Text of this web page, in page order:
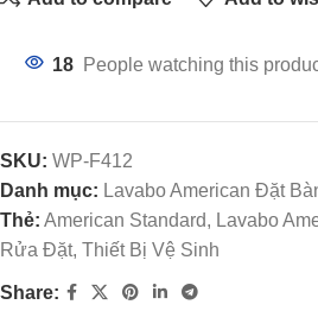
18 People watching this
SKU: WP-F412
Danh mục: Lavabo American Đặt
Thẻ: American Standard, Lavabo
Rửa Đặt, Thiết Bị Vệ Sinh
Share: